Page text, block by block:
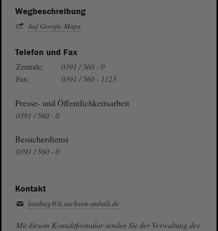
Wegbeschreibung
Auf Google Maps
Telefon und Fax
Zentrale:
0391 / 560 - 0
Fax:
0391 / 560 - 1123
Presse- und Öffentlichkeitsarbeit
0391 / 560 - 0
Besucherdienst
0391 / 560 - 0
Kontakt
landtag@lt.sachsen-anhalt.de
Mit diesem Kontaktformular senden Sie der Verwaltung des